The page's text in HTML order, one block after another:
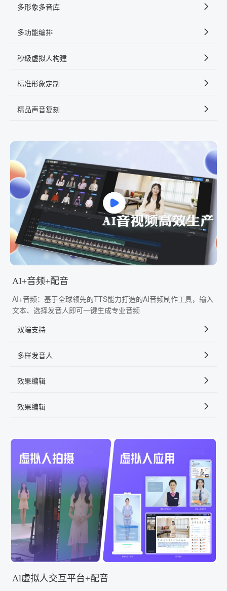
多形象多音库
多功能编排
秒级虚拟人构建
标准形象定制
精品声音复刻
AI+音频+配音
AI+音频：基于全球领先的TTS能力打造的AI音频制作工具，输入
文本、选择发音人即可一键生成专业音频
双端支持
多样发音人
效果编辑
效果编辑
Al虚拟人交互平台+配音